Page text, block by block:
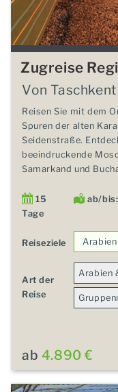
Zugreise
Von
Reisen Sie mit dem
Spuren der alten
Seidenstraße.
beeindruckende
Samarkand und
15
Tage
ab/bis:
Reiseziele
Art der
Reise
Arabien
ab 4.890 €